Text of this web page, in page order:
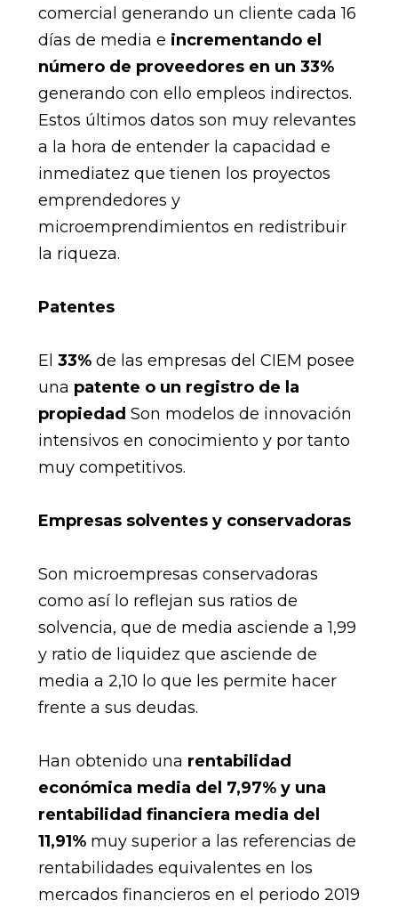
comercial generando un cliente cada 16
días de media e incrementando el
número de proveedores en un 33%
generando con ello empleos indirectos.
Estos últimos datos son muy relevantes
a la hora de entender la capacidad e
inmediatez que tienen los proyectos
emprendedores y
microemprendimientos en redistribuir
la riqueza.
Patentes
El 33%de las empresas del CIEM posee
una patente o un registro de la
propiedad Son modelos de innovación
intensivos en conocimiento y por tanto
muy competitivos.
Empresas solventes y conservadoras
Son microempresas conservadoras
como así lo reflejan sus ratios de
solvencia, que de media asciende a 1,99
y ratio de liquidez que asciende de
media a 2,10 lo que les permite hacer
frente a sus deudas.
Han obtenido una rentabilidad
económica media del 7,97% y una
rentabilidad financiera media del
11,91%muy superior a las referencias de
rentabilidades equivalentes en los
mercados financieros en el periodo 2019